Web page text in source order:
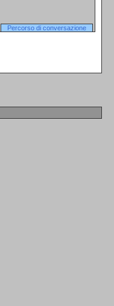
Percorso di conversazione